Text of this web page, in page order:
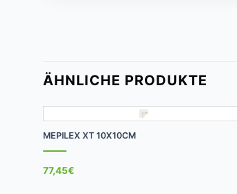
ÄHNLICHE PRODUKTE
MEPILEX XT 10X10CM
77,45€